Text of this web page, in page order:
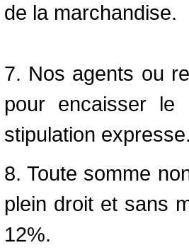
de la marchandise.
7. Nos agents ou
pour encaisser le
stipulation
8. Toute somme
plein droit et sans
12%.